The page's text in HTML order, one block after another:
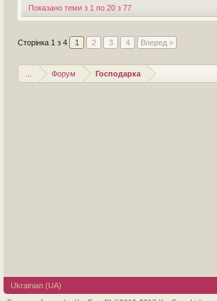
Показано теми з 1 по 20 з 77
Сторінка 1 з 4 1 2 3 4 Вперед >
Форум Господарка
Ukrainian (UA)